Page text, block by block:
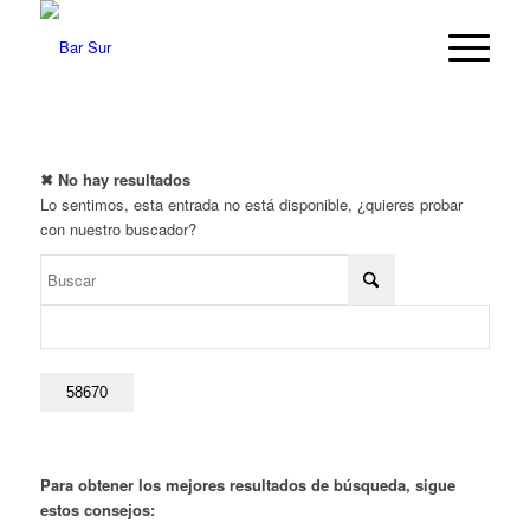
✖ No hay resultados
Lo sentimos, esta entrada no está disponible, ¿quieres probar
con nuestro buscador?
Para obtener los mejores resultados de búsqueda, sigue
estos consejos: